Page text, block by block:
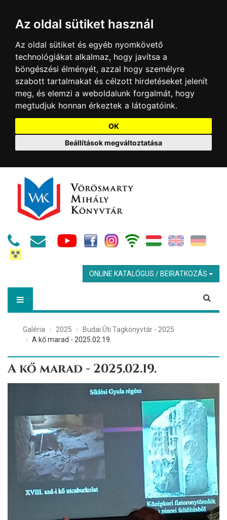
Az oldal sütiket használ
Az oldal sütiket és egyéb nyomkövető
technológiákat alkalmaz, hogy javítsa a
böngészési élményét, azzal hogy személyre
szabott tartalmakat és célzott hirdetéseket jelenít
meg, és elemzi a weboldalunk forgalmát, hogy
megtudjuk honnan érkeztek a látogatóink.
OK
Beállítások megváltoztatása
ONLINE KATALÓGUS / BEIRATKOZÁS
Galéria 2025
Budai Úti Tagkönyvtár - 2025
A kő marad - 2025.02.19.
A kő marad - 2025.02.19.